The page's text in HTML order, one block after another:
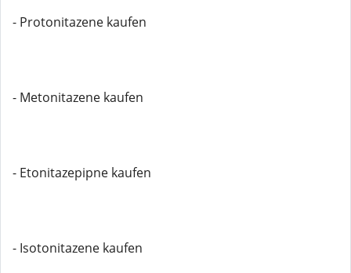
- Protonitazene kaufen
- Metonitazene kaufen
- Etonitazepipne kaufen
- Isotonitazene kaufen